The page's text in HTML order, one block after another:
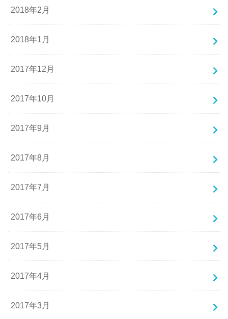
2018年2月
2018年1月
2017年12月
2017年10月
2017年9月
2017年8月
2017年7月
2017年6月
2017年5月
2017年4月
2017年3月